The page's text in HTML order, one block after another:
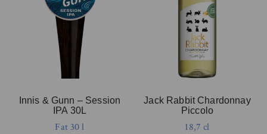
Innis & Gunn – Session
IPA 30L
Fat 30 l
Jack Rabbit Chardonnay
Piccolo
18,7 cl